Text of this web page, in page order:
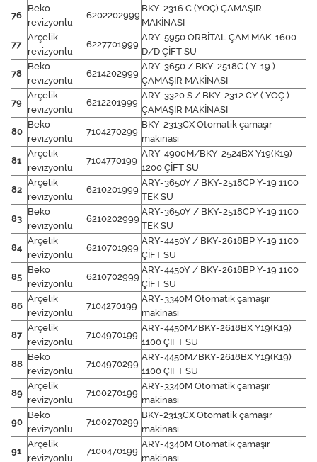
76
Beko
revizyonlu
6202202999
BKY-2316 C (YOÇ) ÇAMAŞIR
MAKİNASI
77
Arçelik
revizyonlu
6227701999
ARY-5950 ORBİTAL ÇAM.MAK. 1600
D/D ÇİFT SU
78
Beko
revizyonlu
6214202999
ARY-3650 / BKY-2518C ( Y-19 )
ÇAMAŞIR MAKİNASI
79
Arçelik
revizyonlu
6212201999
ARY-3320 S / BKY-2312 CY ( YOÇ )
ÇAMAŞIR MAKİNASI
80
Beko
revizyonlu
7104270299
BKY-2313CX Otomatik çamaşır
makinası
81
Arçelik
revizyonlu
7104770199
ARY-4900M/BKY-2524BX Y19(K19)
1200 ÇİFT SU
82
Arçelik
revizyonlu
6210201999
ARY-3650Y / BKY-2518CP Y-19 1100
TEK SU
83
Beko
revizyonlu
6210202999
ARY-3650Y / BKY-2518CP Y-19 1100
TEK SU
84
Arçelik
revizyonlu
6210701999
ARY-4450Y / BKY-2618BP Y-19 1100
ÇİFT SU
85
Beko
revizyonlu
6210702999
ARY-4450Y / BKY-2618BP Y-19 1100
ÇİFT SU
86
Arçelik
revizyonlu
7104270199
ARY-3340M Otomatik çamaşır
makinası
87
Arçelik
revizyonlu
7104970199
ARY-4450M/BKY-2618BX Y19(K19)
1100 ÇİFT SU
88
Beko
revizyonlu
7104970299
ARY-4450M/BKY-2618BX Y19(K19)
1100 ÇİFT SU
89
Arçelik
revizyonlu
7100270199
ARY-3340M Otomatik çamaşır
makinası
90
Beko
revizyonlu
7100270299
BKY-2313CX Otomatik çamaşır
makinası
91
Arçelik
revizyonlu
7100470199
ARY-4340M Otomatik çamaşır
makinası